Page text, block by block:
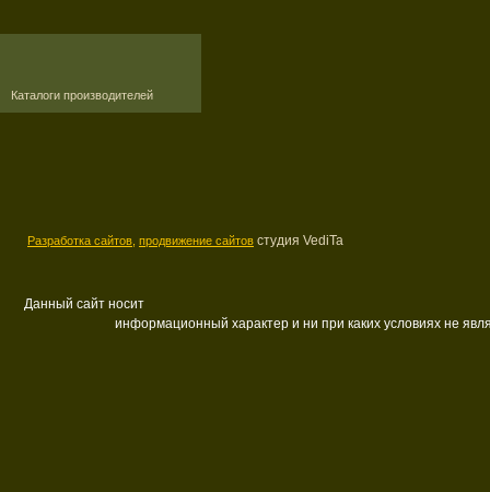
Каталоги производителей
Разработка сайтов, продвижение сайтов студия VediTa
Данный сайт носит
информационный характер и ни при каких условиях не